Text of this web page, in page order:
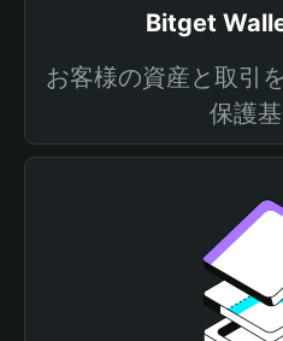
Bitget
お客様の資産と取引
保護基